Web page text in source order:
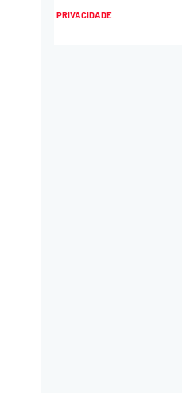
PRIVACIDADE